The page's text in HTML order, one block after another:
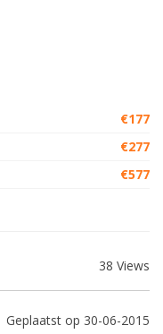
€177
€277
€577
38 Views
Geplaatst op 30-06-2015